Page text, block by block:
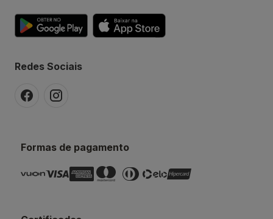
Redes Sociais
Formas de pagamento